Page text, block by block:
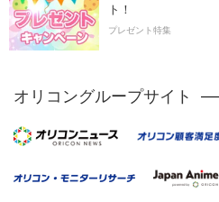
ト！
プレゼント特集
オリコングループサイト